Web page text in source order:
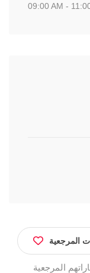
09:00 AM -
المرجعية